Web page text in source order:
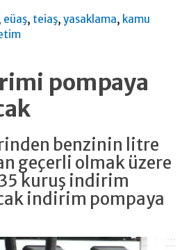
eüaş, teiaş,yasaklama, kamu
pompaya
benzinin litre
geçerli olmak üzere
kuruş indirim
indirim pompaya